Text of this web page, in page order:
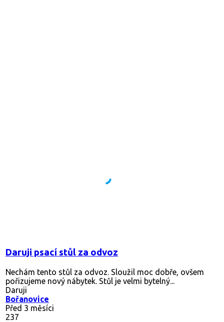
Daruji psací stůl za odvoz
Nechám tento stůl za odvoz. Sloužil moc dobře, ovšem
pořizujeme nový nábytek. Stůl je velmi bytelný...
Daruji
Bořanovice
Před 3 měsíci
237